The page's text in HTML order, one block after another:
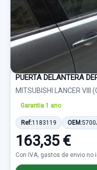
PUERTA DELANTERA
MITSUBISHI LANCER VIII
Garantia 1 ano
Ref:1183119 OEM:
163,35 €
Con IVA, gastos de envio no